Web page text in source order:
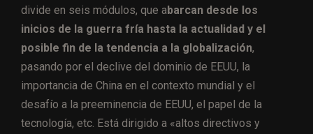
divide en seis módulos, que abarcan desde los
inicios de la guerra fría hasta la actualidad y el
posible fin de la tendencia a la globalización,
pasando por el declive del dominio de EEUU, la
importancia de China en el contexto mundial y el
desafío a la preeminencia de EEUU, el papel de la
tecnología, etc. Está dirigido a «altos directivos y